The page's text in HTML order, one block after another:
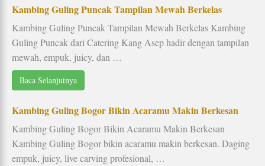
Kambing Guling Puncak Tampilan Mewah Berkelas
Kambing Guling Puncak Tampilan Mewah Berkelas Kambing
Guling Puncak dari Catering Kang Asep hadir dengan tampilan
mewah, empuk, juicy, dan …
Baca Selanjutnya
Kambing Guling Bogor Bikin Acaramu Makin Berkesan
Kambing Guling Bogor Bikin Acaramu Makin Berkesan
Kambing Guling Bogor bikin acaramu makin berkesan. Daging
empuk, juicy, live carving profesional, …